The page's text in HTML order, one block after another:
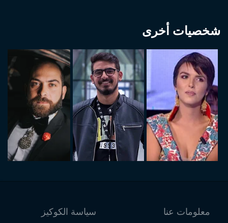
شخصيات أخرى
معلومات عنا سياسة الكوكيز